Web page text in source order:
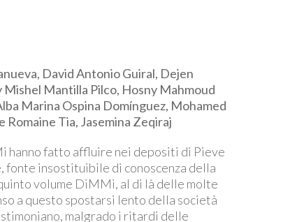
David Antonio Guiral, Dejen
Mantilla Pilco, Hosny Mahmoud
Marina Ospina Domínguez, Mohamed
Romaine Tia, Jasemina Zeqiraj
hanno fatto affluire nei depositi di Pieve
fonte insostituibile di conoscenza della
volume DiMMi, al di là delle molte
a questo spostarsi lento della società
malgrado i ritardi delle